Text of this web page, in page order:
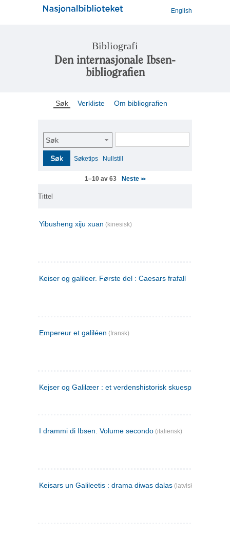
English
Bibliografi
Den internasjonale Ibsen-
bibliografien
Søk Verkliste Om bibliografien
Søk
Søk Søketips Nullstill
1–10 av 63 Neste>>
Tittel
Yibusheng xiju xuan (kinesisk)
Keiser og galileer. Første del : Caesars frafall
Empereur et galiléen (fransk)
Kejser og Galilæer : et verdenshistorisk skuespil
I drammi di Ibsen. Volume secondo (italiensk)
Keisars un Galileetis : drama diwas dalas (latvisk)